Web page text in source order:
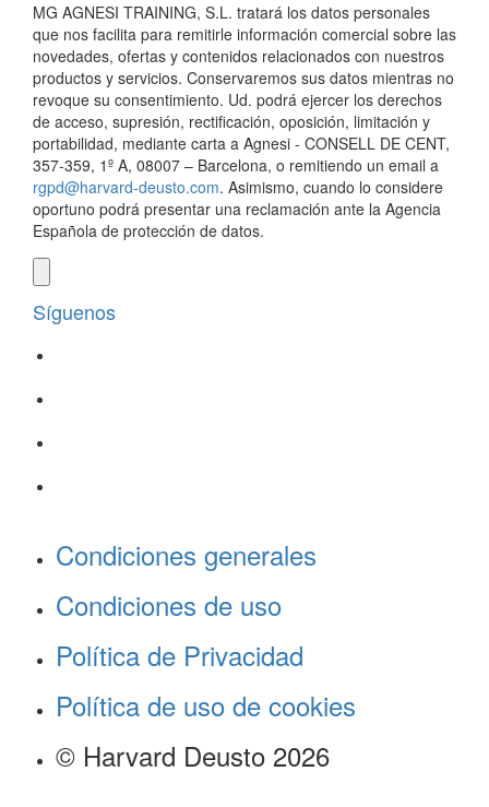
MG AGNESI TRAINING, S.L. tratará los datos personales
que nos facilita para remitirle información comercial sobre las
novedades, ofertas y contenidos relacionados con nuestros
productos y servicios. Conservaremos sus datos mientras no
revoque su consentimiento. Ud. podrá ejercer los derechos
de acceso, supresión, rectificación, oposición, limitación y
portabilidad, mediante carta a Agnesi - CONSELL DE CENT,
357-359, 1º A, 08007 – Barcelona, o remitiendo un email a
rgpd@harvard-deusto.com. Asimismo, cuando lo considere
oportuno podrá presentar una reclamación ante la Agencia
Española de protección de datos.
Síguenos
Condiciones generales
Condiciones de uso
Política de Privacidad
Política de uso de cookies
© Harvard Deusto 2026